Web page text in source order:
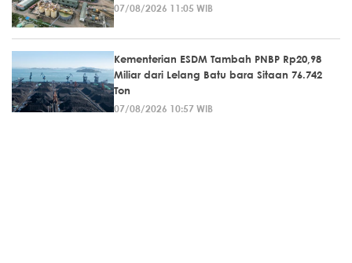
07/08/2026 11:05 WIB
Kementerian ESDM Tambah PNBP Rp20,98
Miliar dari Lelang Batu bara Sitaan 76.742
Ton
07/08/2026 10:57 WIB